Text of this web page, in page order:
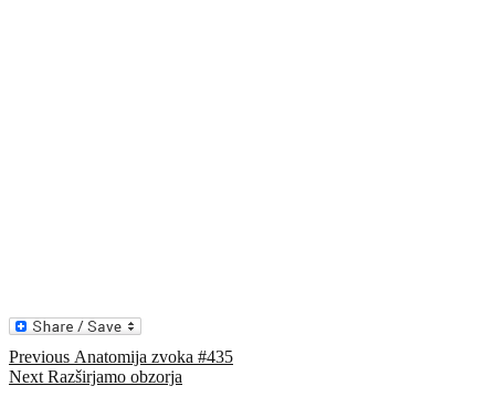
Navigacija
prispevka
Previous Previous
post:
Anatomija zvoka #435
Next Next
Razširjamo obzorja